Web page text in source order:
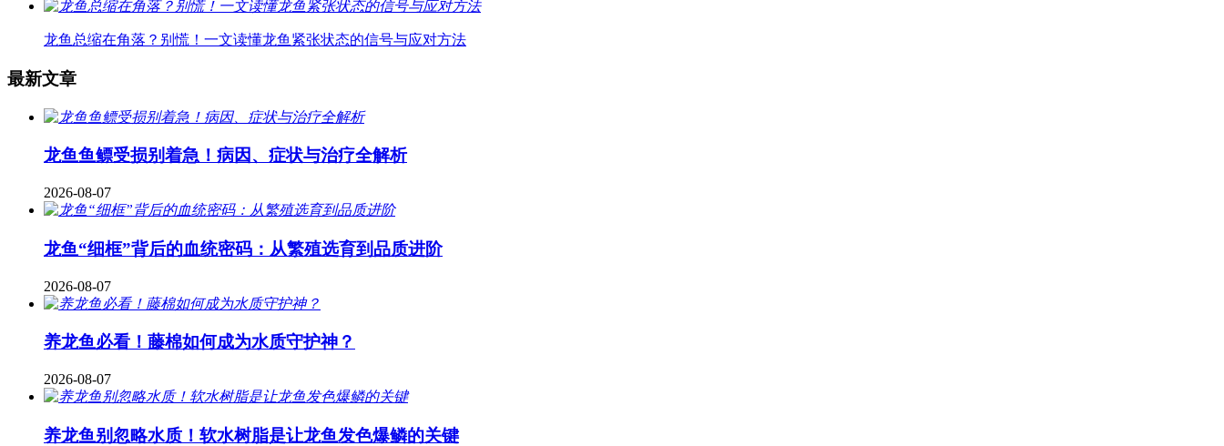
龙鱼总缩在角落？别慌！一文读懂龙鱼紧张状态的信号与应对方法
最新文章
龙鱼鱼鳔受损别着急！病因、症状与治疗全解析
2026-08-07
龙鱼“细框”背后的血统密码：从繁殖选育到品质进阶
2026-08-07
养龙鱼必看！藤棉如何成为水质守护神？
2026-08-07
养龙鱼别忽略水质！软水树脂是让龙鱼发色爆鳞的关键